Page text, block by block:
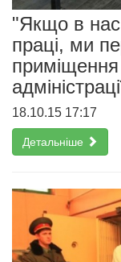
"Якщо в нас
праці, ми
18.10.15 17:17
Детальніше